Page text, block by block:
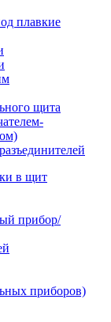
плавкие
щита
в щит
прибор/
приборов)